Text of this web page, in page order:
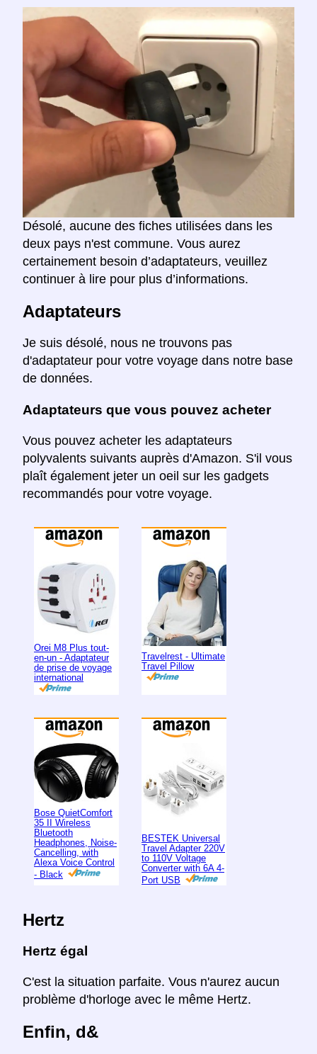
Désolé, aucune des fiches utilisées dans les
deux pays n'est commune. Vous aurez
certainement besoin d’adaptateurs, veuillez
continuer à lire pour plus d’informations.
Adaptateurs
Je suis désolé, nous ne trouvons pas
d'adaptateur pour votre voyage dans notre base
de données.
Adaptateurs que vous pouvez acheter
Vous pouvez acheter les adaptateurs
polyvalents suivants auprès d'Amazon. S'il vous
plaît également jeter un oeil sur les gadgets
recommandés pour votre voyage.
Orei M8 Plus tout-
en-un - Adaptateur
de prise de voyage
international
Travelrest - Ultimate
Travel Pillow
Bose QuietComfort
35 II Wireless
Bluetooth
Headphones, Noise-
Cancelling, with
Alexa Voice Control
- Black
BESTEK Universal
Travel Adapter 220V
to 110V Voltage
Converter with 6A 4-
Port USB
Hertz
Hertz égal
C'est la situation parfaite. Vous n'aurez aucun
problème d'horloge avec le même Hertz.
Enfin, d&